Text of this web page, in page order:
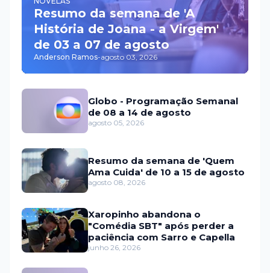
Resumo da semana de 'A
História de Joana - a Virgem'
de 03 a 07 de agosto
Anderson Ramos-agosto 03, 2026
Globo - Programação Semanal
de 08 a 14 de agosto
agosto 05, 2026
Resumo da semana de 'Quem
Ama Cuida' de 10 a 15 de agosto
agosto 08, 2026
Xaropinho abandona o
"Comédia SBT" após perder a
paciência com Sarro e Capella
junho 26, 2026